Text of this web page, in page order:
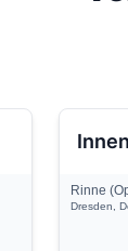
Rinne
Dresden,